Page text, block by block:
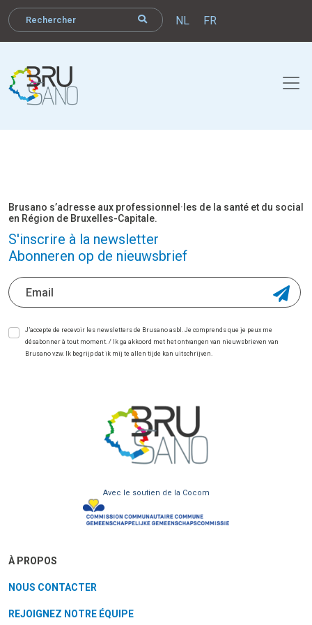
NL FR
Brusano s’adresse aux professionnel·les de la santé et du social
en Région de Bruxelles-Capitale.
S'inscrire à la newsletter
Abonneren op de nieuwsbrief
J’accepte de recevoir les newsletters de Brusano asbl. Je comprends que je peux me
désabonner à tout moment. / Ik ga akkoord met het ontvangen van nieuwsbrieven van
Brusano vzw. Ik begrijp dat ik mij te allen tijde kan uitschrijven.
Avec le soutien de la Cocom
À PROPOS
NOUS CONTACTER
REJOIGNEZ NOTRE ÉQUIPE